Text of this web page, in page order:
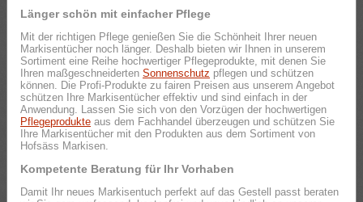
Länger schön mit einfacher Pflege
Mit der richtigen Pflege genießen Sie die Schönheit Ihrer neuen
Markisentücher noch länger. Deshalb bieten wir Ihnen in unserem
Sortiment eine Reihe hochwertiger Pflegeprodukte, mit denen Sie
Ihren maßgeschneiderten Sonnenschutz pflegen und schützen
können. Die Profi-Produkte zu fairen Preisen aus unserem Angebot
schützen Ihre Markisentücher effektiv und sind einfach in der
Anwendung. Lassen Sie sich von den Vorzügen der hochwertigen
Pflegeprodukte aus dem Fachhandel überzeugen und schützen Sie
Ihre Markisentücher mit den Produkten aus dem Sortiment von
Hofsäss Markisen.
Kompetente Beratung für Ihr Vorhaben
Damit Ihr neues Markisentuch perfekt auf das Gestell passt beraten